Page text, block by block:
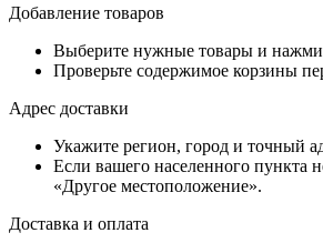
Добавление товаров
Выберите нужные товары и
Проверьте содержимое корзины
Адрес доставки
Укажите регион, город и точный
Если вашего населенного пункта
«Другое местоположение».
Доставка и оплата